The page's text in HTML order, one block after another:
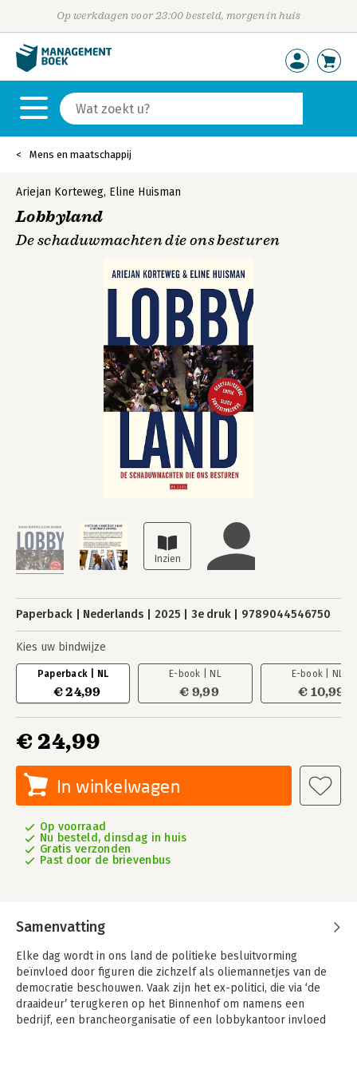
Op werkdagen voor 23:00 besteld, morgen in huis
Mens en maatschappij
Ariejan Korteweg, Eline Huisman
Lobbyland
De schaduwmachten die ons besturen
Paperback Nederlands 2025 3e druk 9789044546750
Kies uw bindwijze
Paperback | NL
€ 24,99
E-book | NL
€ 9,99
E-book | NL
€ 10,99
€ 24,99
In winkelwagen
Op voorraad
Nu besteld, dinsdag in huis
Gratis verzonden
Past door de brievenbus
Samenvatting
Elke dag wordt in ons land de politieke besluitvorming
beïnvloed door figuren die zichzelf als oliemannetjes van de
democratie beschouwen. Vaak zijn het ex-politici, die via ‘de
draaideur’ terugkeren op het Binnenhof om namens een
bedrijf, een brancheorganisatie of een lobbykantoor invloed